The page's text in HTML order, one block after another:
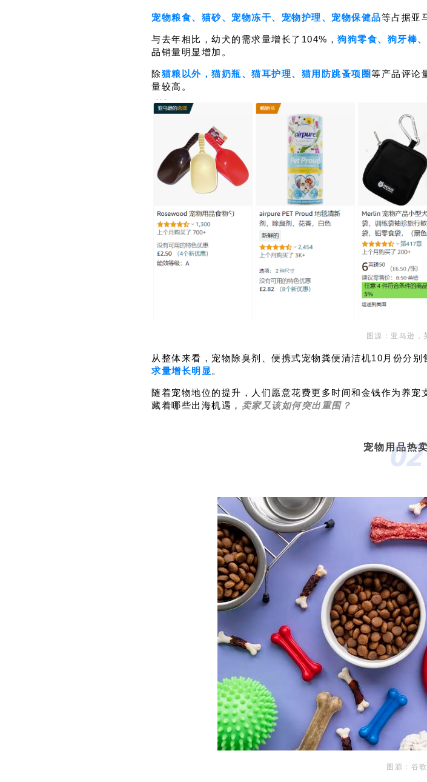
宠物粮食、猫砂、宠物冻干、宠物护理、宠物保健品等占据亚
与去年相比，幼犬的需求量增长了104%， 狗狗零食、狗牙棒
品销量明显增加。
除猫粮以外，猫奶瓶、猫耳护理、猫用防跳蚤项圈等产品评论
量较高。
图源：亚马逊，
从整体来看，宠物除臭剂、便携式宠物粪便清洁机10月份分别
求量增长明显 。
随着宠物地位的提升，人们愿意花费更多时间和金钱作为养
藏着哪些出海机遇， 卖家又该如何突出重围？
02
宠物用品热
图源：谷歌